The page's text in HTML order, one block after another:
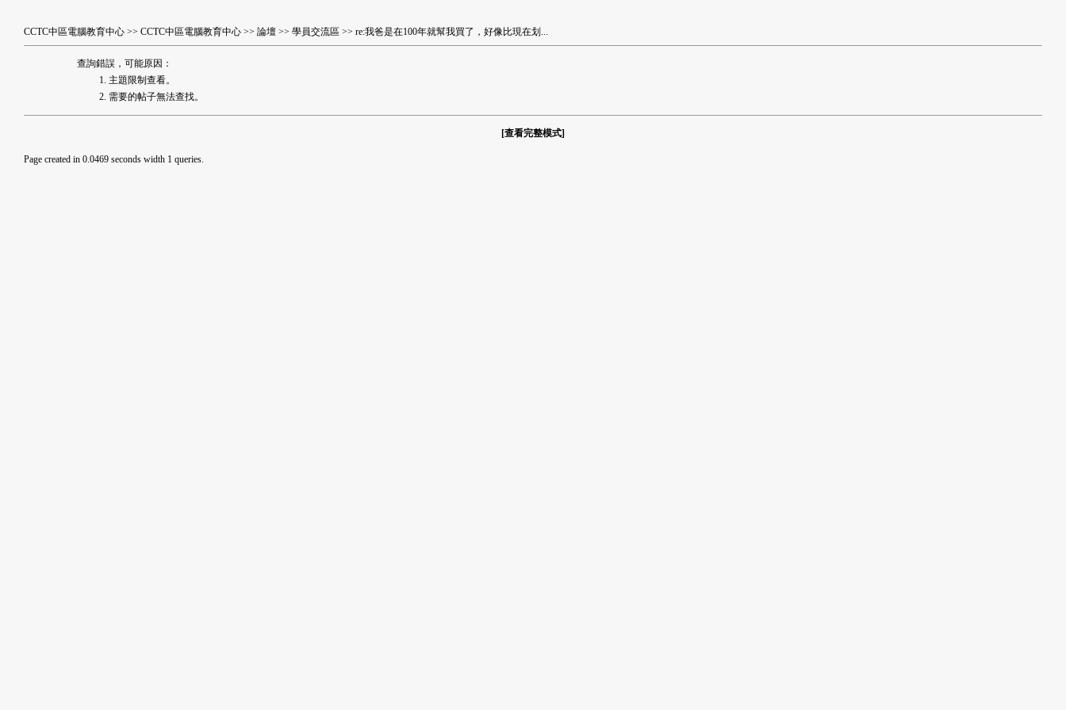
CCTC中區電腦教育中心 >> CCTC中區電腦教育中心 >> 論壇 >> 學員交流區 >> re:我爸是在100年就幫我買了，好像比現在划...
查詢錯誤，可能原因：
主題限制查看。
需要的帖子無法查找。
[查看完整模式]
Page created in 0.0469 seconds width 1 queries.